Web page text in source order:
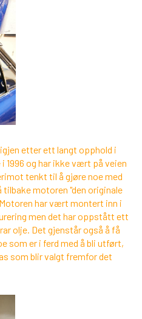
etter ett langt opphold i
1996 og har ikke vært på veien
tenkt til å gjøre noe med
motoren "den originale
har vært montert inn i
men det har oppstått ett
olje. Det gjenstår også å få
som er i ferd med å bli utført,
som blir valgt fremfor det